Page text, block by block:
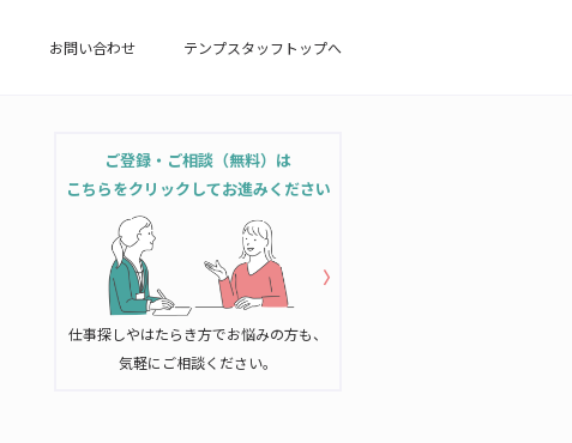
お問い合わせ テンプスタッフトップへ
ご登録・ご相談（無料）は
こちらをクリックしてお進みください
仕事探しやはたらき方でお悩みの方も、
気軽にご相談ください。